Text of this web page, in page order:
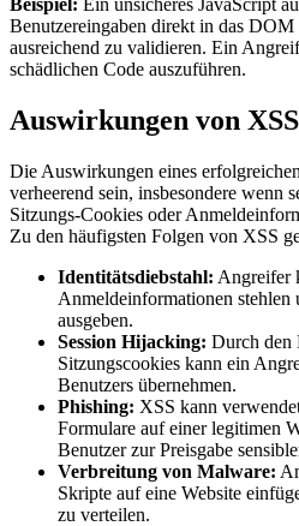
Benutzereingaben direkt in das DOM
ausreichend zu validieren. Ein
schädlichen Code auszuführen.
Auswirkungen von
Die Auswirkungen eines
verheerend sein, insbesondere wenn
Sitzungs-Cookies oder
Zu den häufigsten Folgen von XSS
Identitätsdiebstahl: Angreifer
Anmeldeinformationen stehlen
ausgeben.
Session Hijacking: Durch den
Sitzungscookies kann ein
Benutzers übernehmen.
Phishing: XSS kann
Formulare auf einer legitimen
Benutzer zur Preisgabe
Verbreitung von Malware:
Skripte auf eine Website
zu verteilen.